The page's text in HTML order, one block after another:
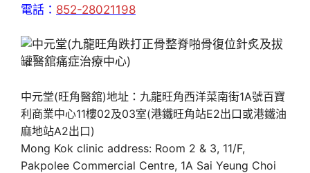
電話： 852-28021198
中元堂(旺角醫舘)地址：九龍旺角西洋菜南街1A號百寶
利商業中心11樓02及03室(港鐵旺角站E2出口或港鐵油
麻地站A2出口)
Mong Kok clinic address: Room 2 & 3, 11/F,
Pakpolee Commercial Centre, 1A Sai Yeung Choi